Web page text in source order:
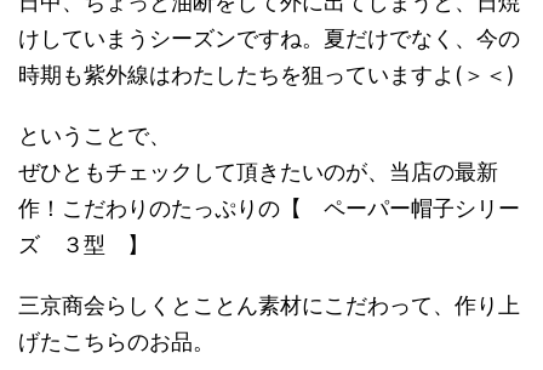
けしていまうシーズンですね。夏だけでなく、今の
時期も紫外線はわたしたちを狙っていますよ(＞＜)
ということで、
ぜひともチェックして頂きたいのが、当店の最新
作！こだわりのたっぷりの【 ペーパー帽子シリー
ズ ３型 】
三京商会らしくとことん素材にこだわって、作り上
げたこちらのお品。